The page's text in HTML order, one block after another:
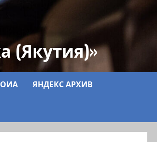
(Якутия)»
ЯНДЕКС АРХИВ